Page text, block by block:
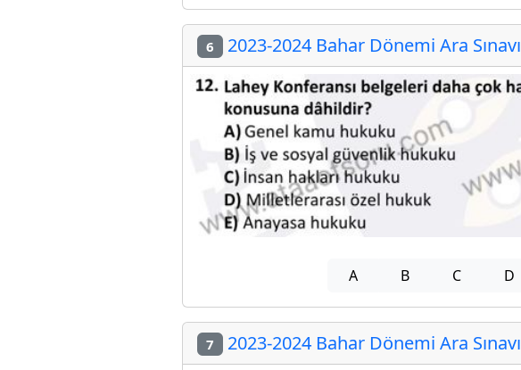
6 2023-2024 Bahar Dönemi Ara Sınavı
A B C D
7 2023-2024 Bahar Dönemi Ara Sınavı